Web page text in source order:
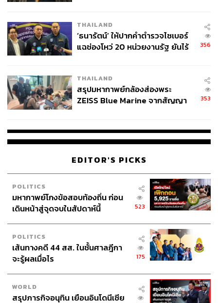
THAILAND
‘ธนารัตน์’ ให้ปากคำตำรวจไซเบอร์
แฉช่องโหว่ 20 หน่วยงานรัฐ ยันไร้
356
THAILAND
สรุปมหากาพย์กล้องส่องพระ
ZEISS Blue Marine จากสัญญา
จ่ายหนี้-แอบระบุแบรนด์
353
EDITOR'S PICKS
POLITICS
มหากาพย์โกงข้อสอบท้องถิ่น ก่อน
เดินหน้าสู่จุดจบในสัปดาห์นี้
523
POLITICS
เส้นทางคดี 44 สส. ในชั้นศาลฎีกา
จะรู้ผลเมื่อไร
175
WORLD
สรุปภารกิจอนุทิน เยือนอินโดนีเซีย